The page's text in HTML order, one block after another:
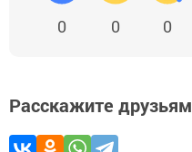
0 0 0
Расскажите друзьям